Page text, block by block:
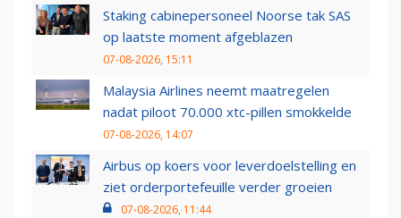
Staking cabinepersoneel Noorse tak SAS
op laatste moment afgeblazen
07-08-2026, 15:11
Malaysia Airlines neemt maatregelen
nadat piloot 70.000 xtc-pillen smokkelde
07-08-2026, 14:07
Airbus op koers voor leverdoelstelling en
ziet orderportefeuille verder groeien
07-08-2026, 11:44